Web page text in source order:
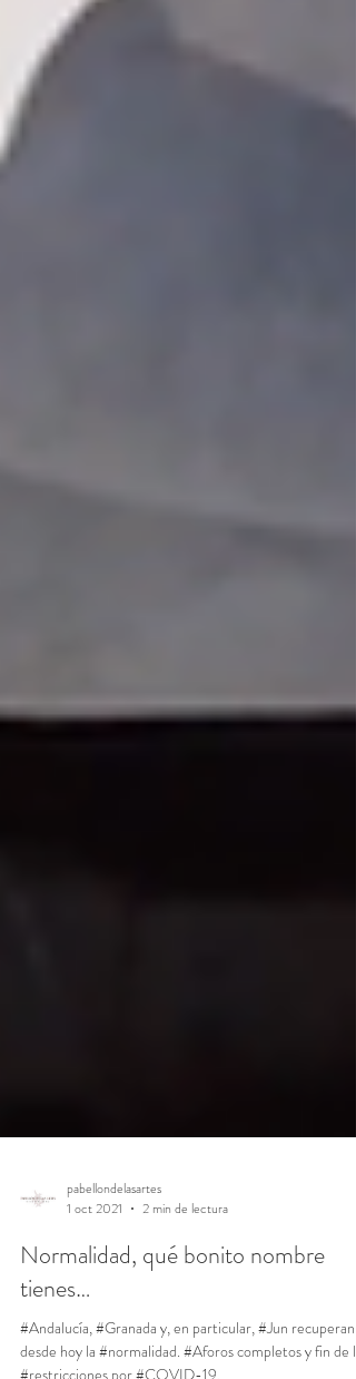
pabellondelasartes
1 oct 2021
2 min de lectura
Normalidad, qué bonito nombre
tienes…